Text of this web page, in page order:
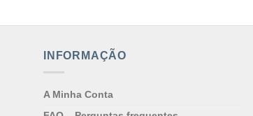
INFORMAÇÃO
A Minha Conta